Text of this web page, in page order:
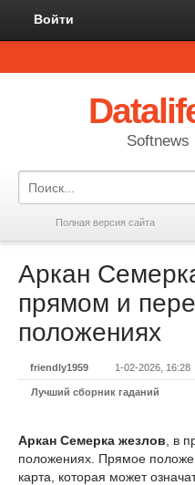
Войти
Softnews
Полная версия сайта
Аркан
прямом и
положениях
friendly1959 1-02-2026, 16:28
Лучший сборник гаданий
Аркан Семерка жезлов , в
положениях. Прямое
карта, которая может